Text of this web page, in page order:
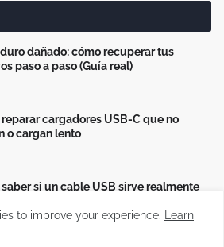
duro dañado: cómo recuperar tus
paso a paso (Guía real)
cargadores USB-C que no
o cargan lento
si un cable USB sirve realmente
to improve your experience.
Learn